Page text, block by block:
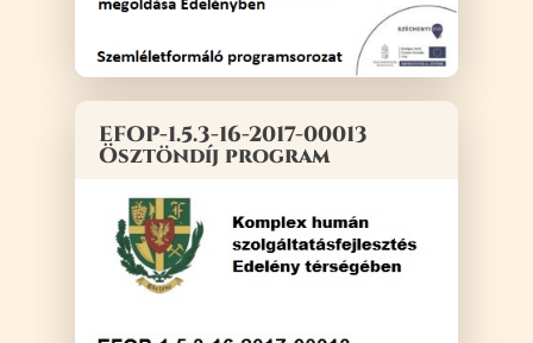
EFOP-1.5.3-16-2017-00013
Ösztöndíj program